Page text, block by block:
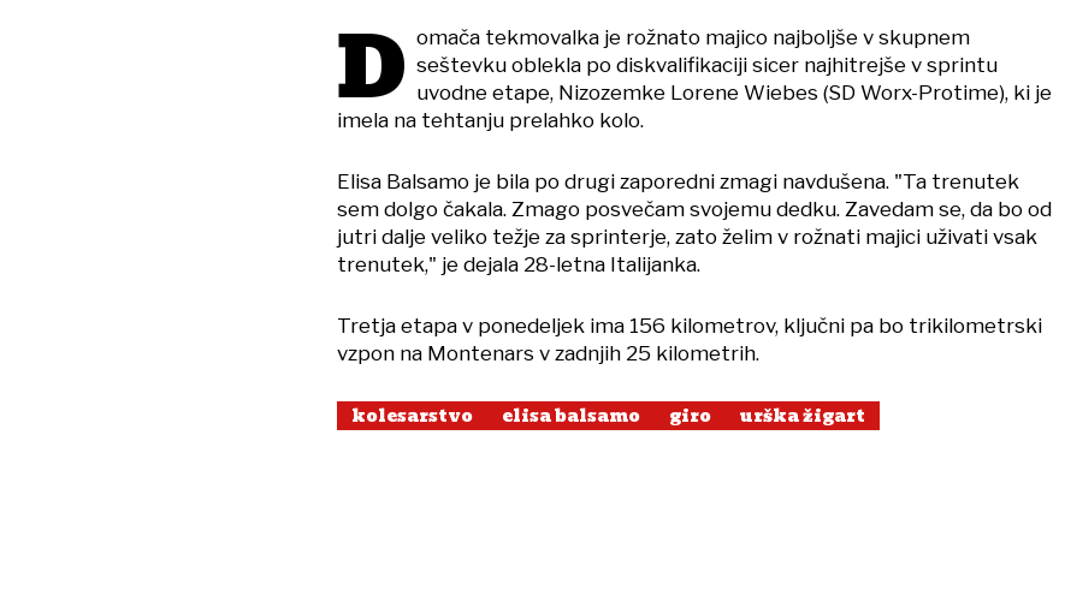
D omača tekmovalka je rožnato majico najboljše v skupnem
seštevku oblekla po diskvalifikaciji sicer najhitrejše v sprintu
uvodne etape, Nizozemke Lorene Wiebes (SD Worx-Protime), ki je
imela na tehtanju prelahko kolo.
Elisa Balsamo je bila po drugi zaporedni zmagi navdušena. "Ta trenutek
sem dolgo čakala. Zmago posvečam svojemu dedku. Zavedam se, da bo od
jutri dalje veliko težje za sprinterje, zato želim v rožnati majici uživati vsak
trenutek," je dejala 28-letna Italijanka.
Tretja etapa v ponedeljek ima 156 kilometrov, ključni pa bo trikilometrski
vzpon na Montenars v zadnjih 25 kilometrih.
kolesarstvo elisa balsamo giro urška žigart